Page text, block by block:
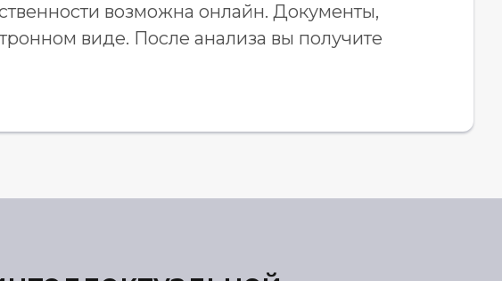
возможна онлайн. Документы,
виде. После анализа вы получите